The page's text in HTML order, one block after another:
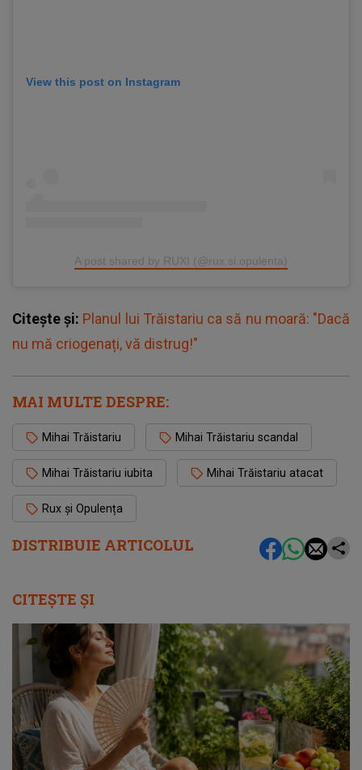
DISTRIBUIE ARTICOLUL
View this post on Instagram
A post shared by RUXI (@rux.si.opulenta)
Citește și: Planul lui Trăistariu ca să nu moară: "Dacă
nu mă criogenați, vă distrug!"
MAI MULTE DESPRE:
Mihai Trăistariu Mihai Trăistariu scandal
Mihai Trăistariu iubita Mihai Trăistariu atacat
Rux și Opulența
CITEȘTE ȘI